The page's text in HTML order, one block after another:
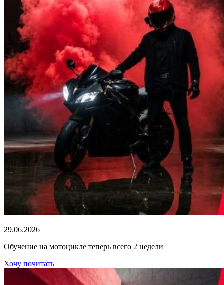
29.06.2026
Обучение на мотоцикле теперь всего 2 недели
Хочу почитать